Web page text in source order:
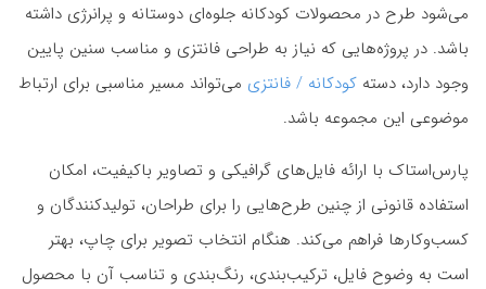
می‌شود طرح در محصولات کودکانه جلوه‌ای دوستانه و پرانرژی داشته
باشد. در پروژه‌هایی که نیاز به طراحی فانتزی و مناسب سنین پایین
وجود دارد، دسته کودکانه / فانتزی می‌تواند مسیر مناسبی برای ارتباط
موضوعی این مجموعه باشد.
پارس‌استاک با ارائه فایل‌های گرافیکی و تصاویر باکیفیت، امکان
استفاده قانونی از چنین طرح‌هایی را برای طراحان، تولیدکنندگان و
کسب‌وکارها فراهم می‌کند. هنگام انتخاب تصویر برای چاپ، بهتر
است به وضوح فایل، ترکیب‌بندی، رنگ‌بندی و تناسب آن با محصول